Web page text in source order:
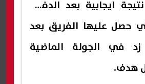
نتيجة ايجابية بعد الدفعة
حصل عليها الفريق بعد
في الجولة الماضية
هدف.